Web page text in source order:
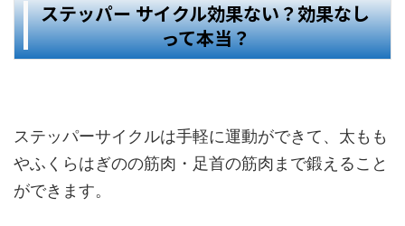
ステッパー サイクル効果ない？効果なし
って本当？
ステッパーサイクルは手軽に運動ができて、太もも
やふくらはぎのの筋肉・足首の筋肉まで鍛えること
ができます。